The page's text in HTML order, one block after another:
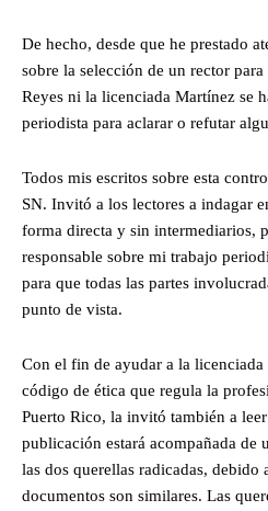
De hecho, desde que he prestado
sobre la selección de un rector
Reyes ni la licenciada Martínez se
periodista para aclarar o refutar
Todos mis escritos sobre esta
SN. Invitó a los lectores a indagar
forma directa y sin intermediarios,
responsable sobre mi trabajo
para que todas las partes
punto de vista.
Con el fin de ayudar a la
código de ética que regula la
Puerto Rico, la invitó también a
publicación estará acompañada de
las dos querellas radicadas, debido
documentos son similares. Las